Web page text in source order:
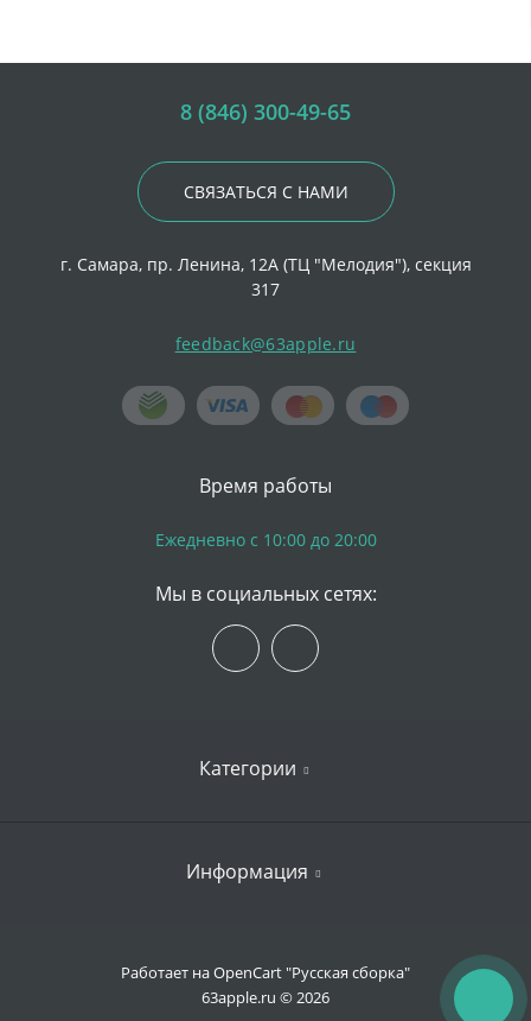
8 (846) 300-49-65
СВЯЗАТЬСЯ С НАМИ
г. Самара, пр. Ленина, 12А (ТЦ "Мелодия"), секция
317
feedback@63apple.ru
Категории
Информация
Гарантии
Время работы
Ежедневно с 10:00 до 20:00
Мы в социальных сетях:
Работает наOpenCart "Русская сборка"
63apple.ru © 2026